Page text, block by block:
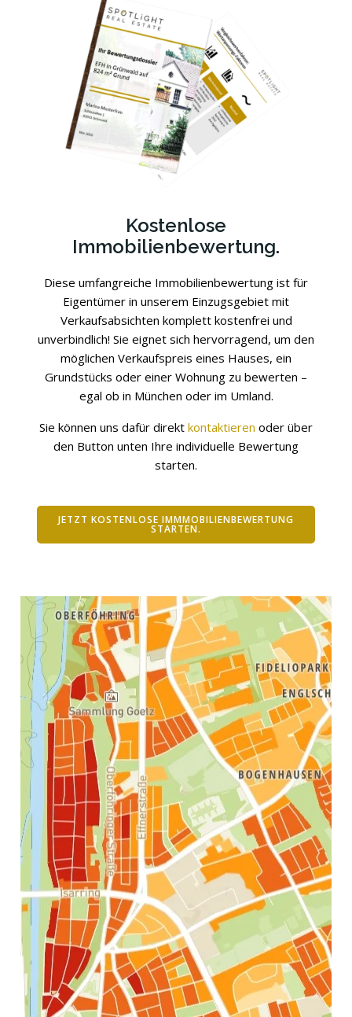
Kostenlose
Immobilienbewertung.
Diese umfangreiche Immobilienbewertung ist für
Eigentümer in unserem Einzugsgebiet mit
Verkaufsabsichten komplett kostenfrei und
unverbindlich! Sie eignet sich hervorragend, um den
möglichen Verkaufspreis eines Hauses, ein
Grundstücks oder einer Wohnung zu bewerten –
egal ob in München oder im Umland.
Sie können uns dafür direkt kontaktieren oder über
den Button unten Ihre individuelle Bewertung
starten.
JETZT KOSTENLOSE IMMMOBILIENBEWERTUNG
STARTEN.